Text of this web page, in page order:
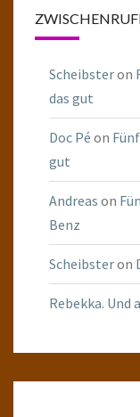
Scheibsteron
das gut
Doc Pé on
gut
Andreas on
Benz
Scheibsteron
Rebekka. Und